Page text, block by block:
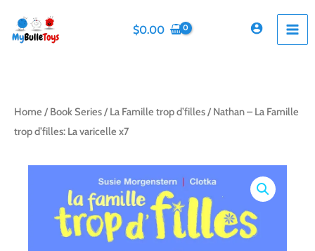
content
$0.00
Home / Book Series/ La Famille trop d’filles/ Nathan – La Famille
trop d’filles: La varicelle x7